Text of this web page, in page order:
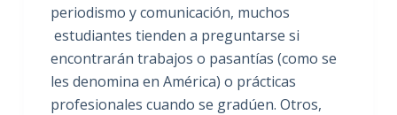
periodismo y comunicación, muchos
estudiantes tienden a preguntarse si
encontrarán trabajos o pasantías (como se
les denomina en América) o prácticas
profesionales cuando se gradúen. Otros,